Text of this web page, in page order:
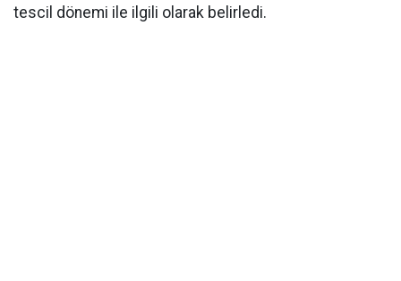
tescil dönemi ile ilgili olarak belirledi.